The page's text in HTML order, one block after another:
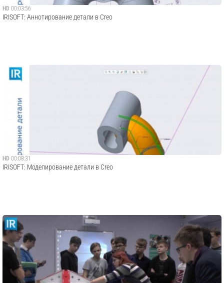
HD 00:03:56
IRISOFT: Аннотирование детали в Creo
HD 00:08:31
IRISOFT: Моделирование детали в Creo